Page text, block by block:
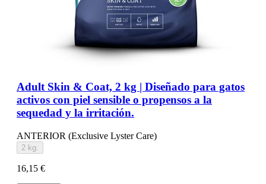
Adult Skin & Coat, 2 kg | Diseñado para gatos
activos con piel sensible o propensos a la
sequedad y la irritación.
ANTERIOR (Exclusive Lyster Care)
2 kg.
16,15 €